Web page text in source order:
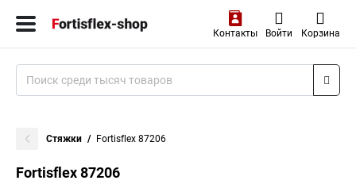
Контакты Войти Корзина
Стяжки Fortisflex 87206
Fortisflex 87206